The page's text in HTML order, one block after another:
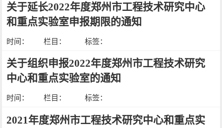
关于延长2022年度郑州市工程技术研究中心
和重点实验室申报期限的通知
时间： 栏目： 标签：
关于组织申报2022年度郑州市工程技术研究
中心和重点实验室的通知
时间： 栏目： 标签：
2021年度郑州市工程技术研究中心和重点实